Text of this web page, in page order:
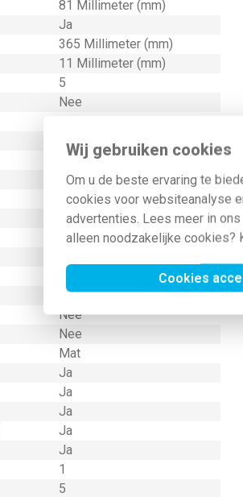
Wij gebruiken cookies
Om u de beste ervaring te
cookies voor websiteanalyse
advertenties. Lees meer in ons
alleen noodzakelijke cookies?
Cookies
81 Millimeter (mm)
Ja
365 Millimeter (mm)
11 Millimeter (mm)
5
Nee
70 Millimeter (mm)
70 Millimeter (mm)
Nee
Aluminium
Metaal
Overig
IP21
Nee
Nee
Mat
Ja
Ja
Ja
Ja
Ja
1
5